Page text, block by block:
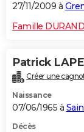
27/11/2009 à
Famille DURAND
Patrick
Créer une
Naissance
07/06/1965 à
Décès